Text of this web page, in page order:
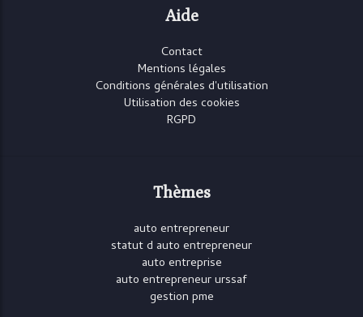
Aide
Contact
Mentions légales
Conditions générales d'utilisation
Utilisation des cookies
RGPD
Thèmes
auto entrepreneur
statut d auto entrepreneur
auto entreprise
auto entrepreneur urssaf
gestion pme